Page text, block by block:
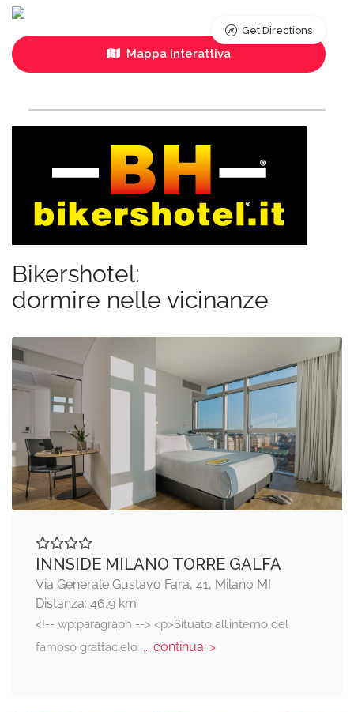
Mappa interattiva
Get Directions
Bikershotel:
dormire nelle vicinanze
INNSIDE MILANO TORRE GALFA
Via Generale Gustavo Fara, 41, Milano MI
Distanza: 46,9 km
<!-- wp:paragraph --> <p>Situato all’interno del
famoso grattacielo... continua: >